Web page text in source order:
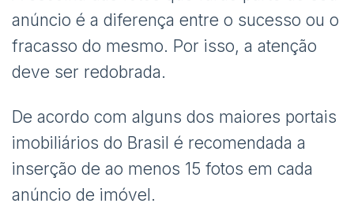
anúncio é a diferença entre o sucesso ou o
fracasso do mesmo. Por isso, a atenção
deve ser redobrada.
De acordo com alguns dos maiores portais
imobiliários do Brasil é recomendada a
inserção de ao menos 15 fotos em cada
anúncio de imóvel.